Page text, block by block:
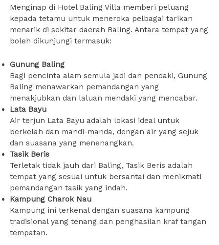
Menginap di Hotel Baling Villa memberi peluang
kepada tetamu untuk meneroka pelbagai tarikan
menarik di sekitar daerah Baling. Antara tempat yang
boleh dikunjungi termasuk:
Gunung Baling
Bagi pencinta alam semula jadi dan pendaki, Gunung
Baling menawarkan pemandangan yang
menakjubkan dan laluan mendaki yang mencabar.
Lata Bayu
Air terjun Lata Bayu adalah lokasi ideal untuk
berkelah dan mandi-manda, dengan air yang sejuk
dan suasana yang menenangkan.
Tasik Beris
Terletak tidak jauh dari Baling, Tasik Beris adalah
tempat yang sesuai untuk bersantai dan menikmati
pemandangan tasik yang indah.
Kampung Charok Nau
Kampung ini terkenal dengan suasana kampung
tradisional yang tenang dan penghasilan kraf tangan
tempatan.